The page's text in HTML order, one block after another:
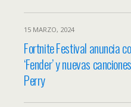
15 MARZO, 2024
Fortnite Festival anuncia
‘Fender’ y nuevas
Perry